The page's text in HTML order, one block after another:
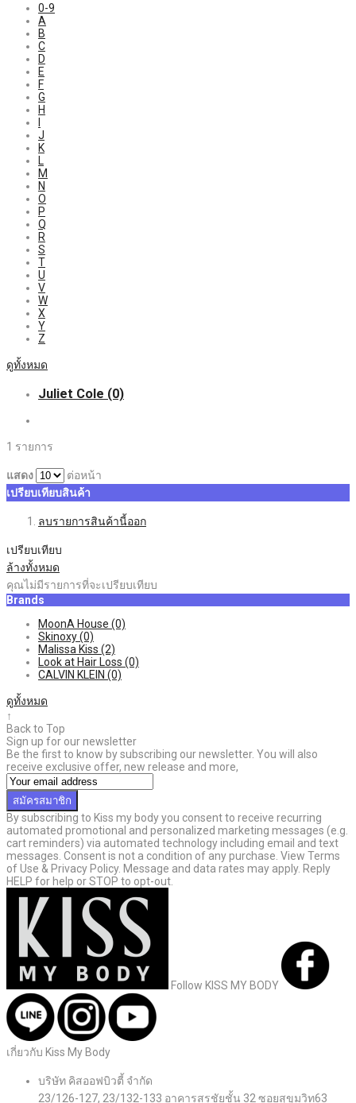
0-9
A
B
C
D
E
F
G
H
J
K
L
M
N
O
P
Q
R
S
T
U
V
W
X
Y
Z
ดูทั้งหมด
Juliet Cole (0)
1 รายการ
แสดง
ต่อหน้า
เปรียบเทียบสินค้า
ลบรายการสินค้านี้ออก
เปรียบเทียบ
ล้างทั้งหมด
คุณไม่มีรายการที่จะเปรียบเทียบ
Brands
MoonA House (0)
Skinoxy(0)
Malissa Kiss (2)
Look at Hair Loss (0)
CALVIN KLEIN (0)
ดูทั้งหมด
↑
Back to Top
Sign up for our newsletter
Be the first to know by subscribing our newsletter. You will also
receive exclusive offer, new release and more,
สมัครสมาชิก
By subscribing to Kiss my body you consent to receive recurring
automated promotional and personalized marketing messages (e.g.
cart reminders) via automated technology including email and text
messages. Consent is not a condition of any purchase. View Terms
of Use & Privacy Policy. Message and data rates may apply. Reply
HELP for help or STOP to opt-out.
Follow KISS MY BODY
เกี่ยวกับ Kiss My Body
บริษัท คิสออฟบิวตี้ จำกัด
23/126-127, 23/132-133 อาคารสรชัยชั้น 32 ซอยสุขุมวิท63